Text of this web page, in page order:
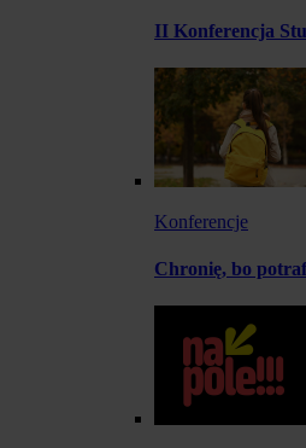
II Konferencja
Konferencje
Chronię, bo